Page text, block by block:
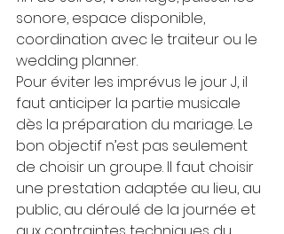
sonore, espace disponible,
coordination avec le traiteur ou le
wedding planner.
Pour éviter les imprévus le jour J, il
faut anticiper la partie musicale
dès la préparation du mariage. Le
bon objectif n’est pas seulement
de choisir un groupe. Il faut choisir
une prestation adaptée au lieu, au
public, au déroulé de la journée et